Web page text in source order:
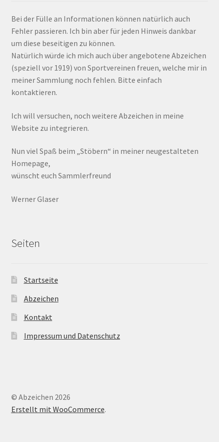
Bei der Fülle an Informationen können natürlich auch
Fehler passieren. Ich bin aber für jeden Hinweis dankbar
um diese beseitigen zu können.
Natürlich würde ich mich auch über angebotene Abzeichen
(speziell vor 1919) von Sportvereinen freuen, welche mir in
meiner Sammlung noch fehlen. Bitte einfach
kontaktieren.
Ich will versuchen, noch weitere Abzeichen in meine
Website zu integrieren.
Nun viel Spaß beim „Stöbern“ in meiner neugestalteten
Homepage,
wünscht euch Sammlerfreund
Werner Glaser
Seiten
Startseite
Abzeichen
Kontakt
Impressum und Datenschutz
© Abzeichen 2026
Erstellt mit WooCommerce.